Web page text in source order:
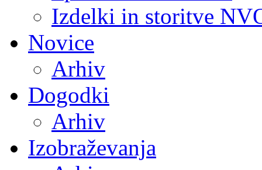
Izdelki in storitve
Novice
Arhiv
Dogodki
Arhiv
Izobraževanja